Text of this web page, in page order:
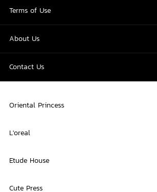
Terms of Use
About Us
Contact Us
Oriental Princess
L'oreal
Etude House
Cute Press